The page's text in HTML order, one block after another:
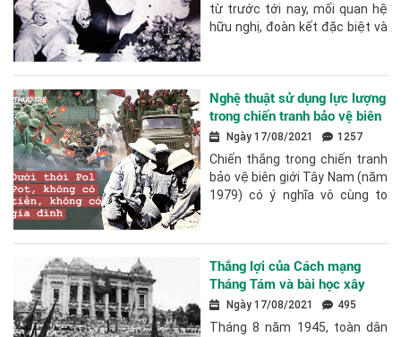
từ trước tới nay, mối quan hệ
hữu nghị, đoàn kết đặc biệt và
Nghệ thuật sử dụng lực lượng
trong chiến tranh bảo vệ biên
giới Tây Nam.
Ngày 17/08/2021 1257
Chiến thắng trong chiến tranh
bảo vệ biên giới Tây Nam (năm
1979) có ý nghĩa vô cùng to
tập đoàn...
Thắng lợi của Cách mạng
Tháng Tám và bài học xây
dựng lực lượng vũ trang
Ngày 17/08/2021 495
Tháng 8 năm 1945, toàn dân